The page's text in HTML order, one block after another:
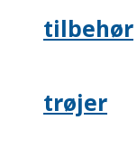
tilbehør
trøjer